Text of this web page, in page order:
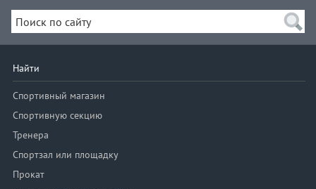
Найти
Спортивный магазин
Спортивную секцию
Тренера
Спортзал или площадку
Прокат